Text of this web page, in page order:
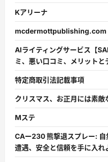
Kアリーナ
mcdermottpublishing.com
AIライティングサービス【
ミ、悪い口コミ、メリットと
特定商取引法記載事項
クリスマス、お正月には素
Mステ
CAー230 熊撃退スプレー:
遭遇、安全と信頼を手に入れ